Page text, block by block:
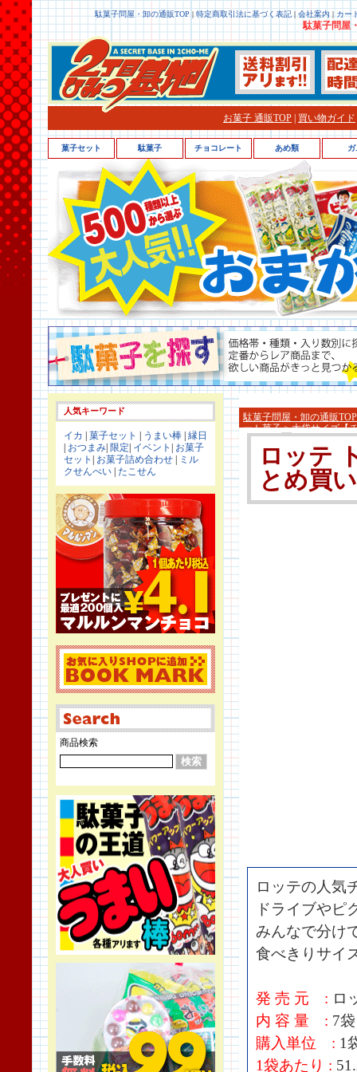
駄菓子問屋・卸の通販TOP | 特定商取引法に基づく表記 | 会社案内 | カー
駄菓子問屋
お菓子 通販TOP 買い物ガイド
人気キーワード
イカ 菓子セット うまい棒 縁日
おつまみ 限定 イベント
お菓子
セット
お菓子詰め合わせ
ミル
クせんべい たこせん
商品検索
駄菓子問屋・卸の通販TOP
ート菓子>大袋サイズ【
ロッテ
とめ買
ロッテの人気
ドライブやピ
みんなで分け
食べきりサイ
発 売 元 : ロ
内 容 量 : 7袋
購入単位 : 1
1袋あたり :